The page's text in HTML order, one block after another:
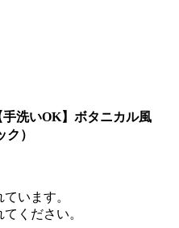
手洗いOK】ボタニカル風
）
います。
ください。